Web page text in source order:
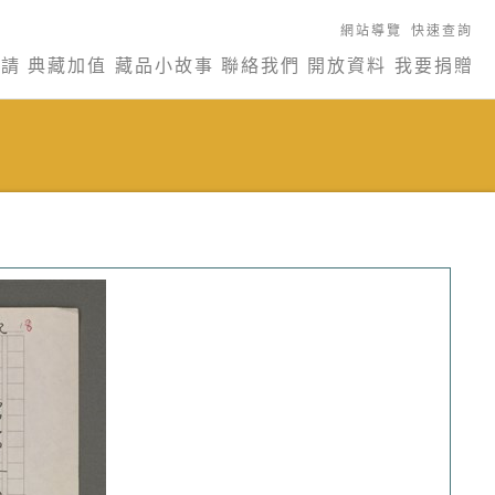
網站導覽 快速查詢
典藏加值 藏品小故事 聯絡我們 開放資料 我要捐贈